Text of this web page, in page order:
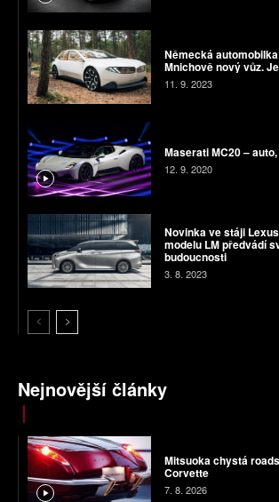
Německá
Mnichově nový vůz.
11. 9. 2023
Maserati MC20 –
12. 9. 2020
Novinka ve stáji
modelu LM předvádí
budoucnosti
3. 8. 2023
Nejnovější články
Mitsuoka chystá
Corvette
7. 8. 2026